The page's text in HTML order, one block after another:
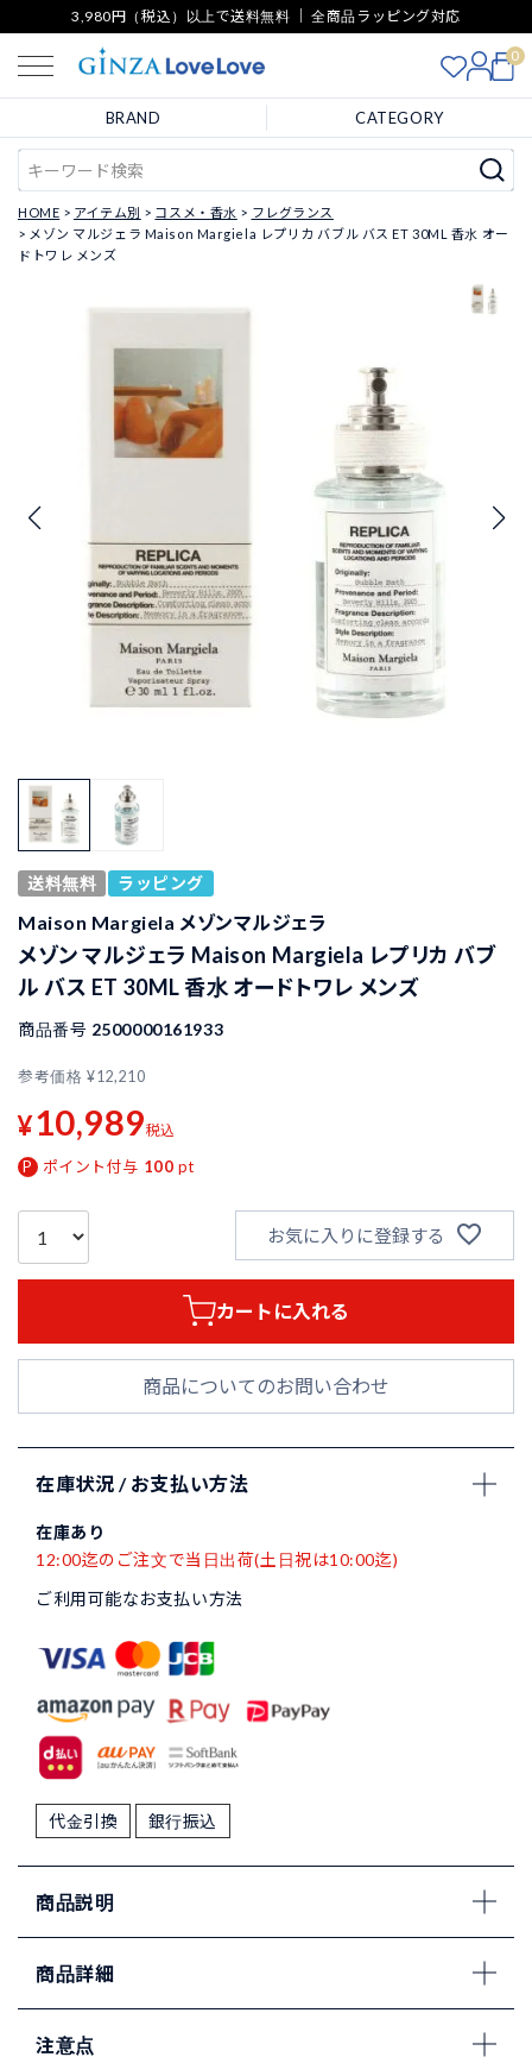
3,980円（税込）以上で送料無料 ｜ 全商品ラッピング対応
0
BRAND CATEGORY
HOME アイテム別 コスメ・香水
フレグランス
メゾン マルジェラ Maison Margiela レプリカ バブル バス ET 30ML 香水 オー
ドトワレ メンズ
送料無料 ラッピング
Maison Margiela メゾンマルジェラ
メゾン マルジェラ Maison Margiela レプリカ バブ
ル バス ET 30ML 香水 オードトワレ メンズ
商品番号 2500000161933
参考価格 ¥12,210
¥10,989税込
ポイント付与 100 pt
お気に入りに登録する
カートに入れる
商品についてのお問い合わせ
在庫状況 / お支払い方法
在庫あり
12:00迄のご注文で当日出荷(土日祝は10:00迄)
ご利用可能なお支払い方法
代金引換 銀行振込
商品説明
商品詳細
注意点